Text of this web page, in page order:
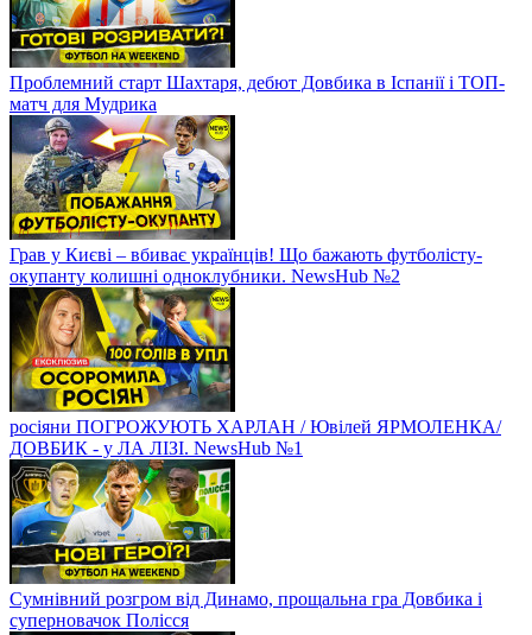
Проблемний старт Шахтаря, дебют Довбика в Іспанії і ТОП-
матч для Мудрика
Грав у Києві – вбиває українців! Що бажають футболісту-
окупанту колишні одноклубники. NewsHub №2
росіяни ПОГРОЖУЮТЬ ХАРЛАН / Ювілей ЯРМОЛЕНКА/
ДОВБИК - у ЛА ЛІЗІ. NewsHub №1
Сумнівний розгром від Динамо, прощальна гра Довбика і
суперновачок Полісся